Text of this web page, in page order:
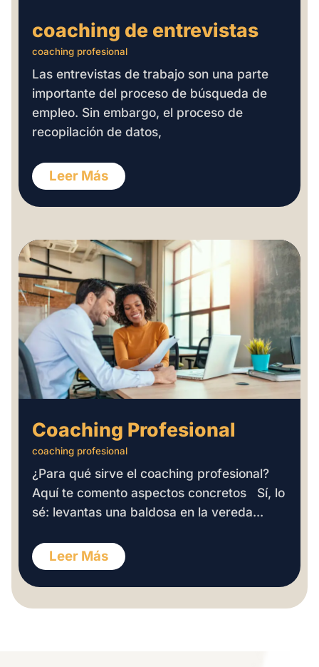
coaching de entrevistas
coaching profesional
Las entrevistas de trabajo son una parte
importante del proceso de búsqueda de
empleo. Sin embargo, el proceso de
recopilación de datos,
Leer Más
Coaching Profesional
coaching profesional
¿Para qué sirve el coaching profesional?
Aquí te comento aspectos concretos Sí, lo
sé: levantas una baldosa en la vereda...
Leer Más